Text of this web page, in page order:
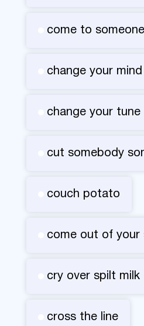
come to
change your mind
change your tune
cut somebody
couch potato
come out of your
cry over spilt milk
cross the line